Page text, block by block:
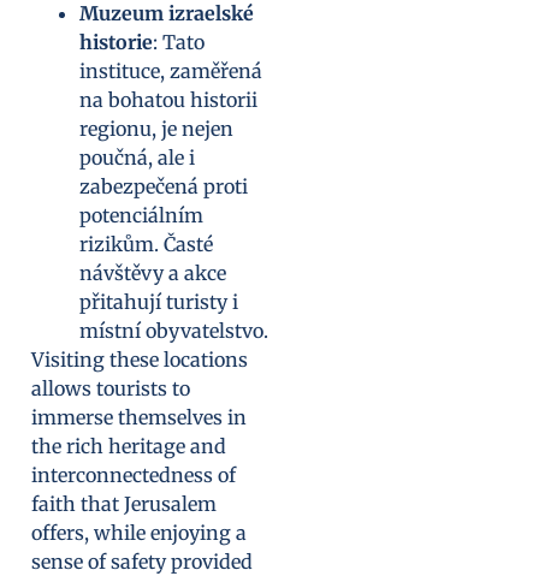
Muzeum izraelské
historie: Tato
instituce, zaměřená
na bohatou historii
regionu, je nejen
poučná, ale i
zabezpečená proti
potenciálním
rizikům. Časté
návštěvy a akce
přitahují turisty i
místní obyvatelstvo.
Visiting these locations
allows tourists to
immerse themselves in
the rich heritage and
interconnectedness of
faith that Jerusalem
offers, while enjoying a
sense of safety provided